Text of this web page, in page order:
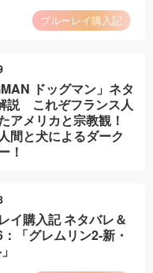
ブルーレイ購入記
ドッグマン」ネタ
説 これぞフランス人
アメリカと宗教観！
間と犬によるダーク
！
イ購入記 ネタバレ＆
「グレムリン2-新・